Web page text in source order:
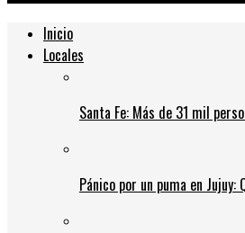
Inicio
Locales
Santa Fe: Más de 31 mil
Pánico por un puma en